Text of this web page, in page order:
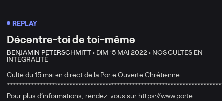
REPLAY
Décentre-toi de toi-même
BENJAMIN PETERSCHMITT • DIM 15 MAI 2022 • NOS CULTES EN
INTÉGRALITÉ
Culte du 15 mai en direct de la Porte Ouverte Chrétienne.
Pour plus d’informations, rendez-vous sur https://www.porte-